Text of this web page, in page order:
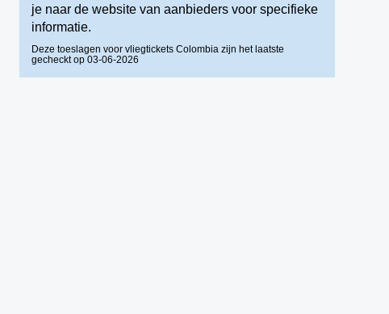
je naar de website van aanbieders voor specifieke
informatie.
Deze toeslagen voor vliegtickets Colombia zijn het laatste
gecheckt op 03-06-2026